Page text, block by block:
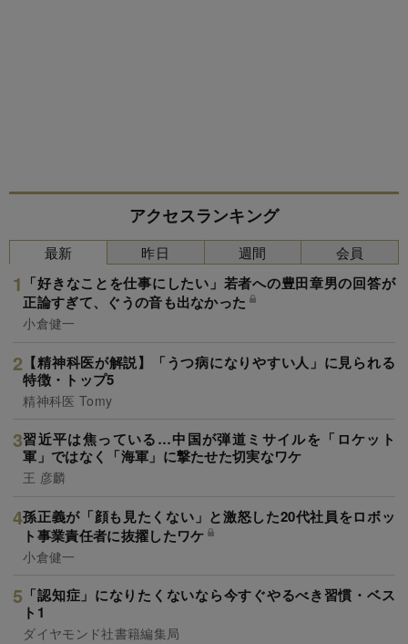
アクセスランキング
最新
「好きなことを仕事にしたい」若者への豊田章男の回答が
正論すぎて、ぐうの音も出なかった
小倉健一
【精神科医が解説】「うつ病になりやすい人」に見られる
特徴・トップ5
精神科医 Tomy
習近平は焦っている…中国が弾道ミサイルを「ロケット
軍」ではなく「海軍」に撃たせた切実なワケ
王 彦麟
孫正義が「顔も見たくない」と激怒した20代社員をロボッ
ト事業責任者に抜擢したワケ
小倉健一
「認知症」になりたくないなら今すぐやるべき習慣・ベス
ト1
ダイヤモンド社書籍編集局
昨日 週間 会員